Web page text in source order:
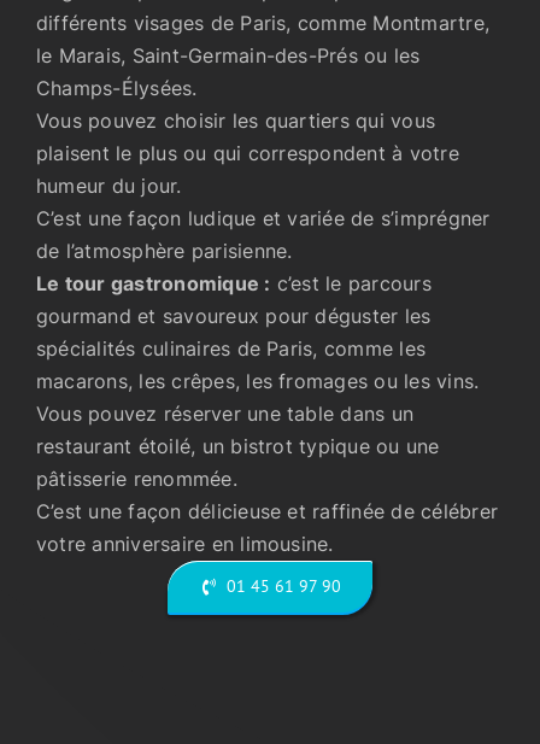
différents visages de Paris, comme Montmartre,
le Marais, Saint-Germain-des-Prés ou les
Champs-Élysées.
Vous pouvez choisir les quartiers qui vous
plaisent le plus ou qui correspondent à votre
humeur du jour.
C’est une façon ludique et variée de s’imprégner
de l’atmosphère parisienne.
Le tour gastronomique : c’est le parcours
gourmand et savoureux pour déguster les
spécialités culinaires de Paris, comme les
macarons, les crêpes, les fromages ou les vins.
Vous pouvez réserver une table dans un
restaurant étoilé, un bistrot typique ou une
pâtisserie renommée.
C’est une façon délicieuse et raffinée de célébrer
votre anniversaire en limousine.
01 45 61 97 90